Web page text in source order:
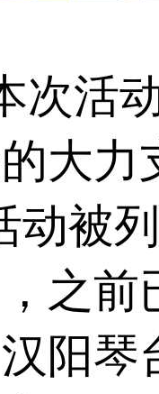
次活
大力
动被
之前
阳琴